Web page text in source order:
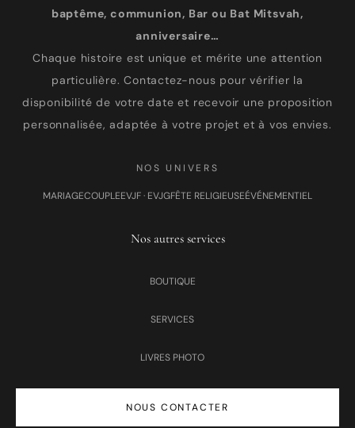
baptême, communion, Bar ou Bat Mitsvah,
anniversaire…
Chaque histoire est unique et mérite une attention
particulière. Contactez-nous pour vérifier la
disponibilité de votre date et recevoir une proposition
personnalisée, adaptée à votre projet et à vos envies.
NOS UNIVERS
MARIAGECOUPLEEVJF · EVJGFÊTE RELIGIEUSEÉVÉNEMENTIEL
Nos autres services
BOUTIQUE
SERVICES
LIVRES PHOTO
NOUS CONTACTER